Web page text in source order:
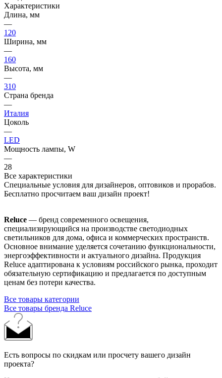
Характеристики
Длина, мм
—
120
Ширина, мм
—
160
Высота, мм
—
310
Страна бренда
—
Италия
Цоколь
—
LED
Мощность лампы, W
—
28
Все характеристики
Специальные условия для дизайнеров, оптовиков и прорабов.
Бесплатно просчитаем ваш дизайн проект!
Reluce — бренд современного освещения,
специализирующийся на производстве светодиодных
светильников для дома, офиса и коммерческих пространств.
Основное внимание уделяется сочетанию функциональности,
энергоэффективности и актуального дизайна. Продукция
Reluce адаптирована к условиям российского рынка, проходит
обязательную сертификацию и предлагается по доступным
ценам без потери качества.
Все товары категории
Все товары бренда Reluce
Есть вопросы по скидкам или просчету вашего дизайн
проекта?